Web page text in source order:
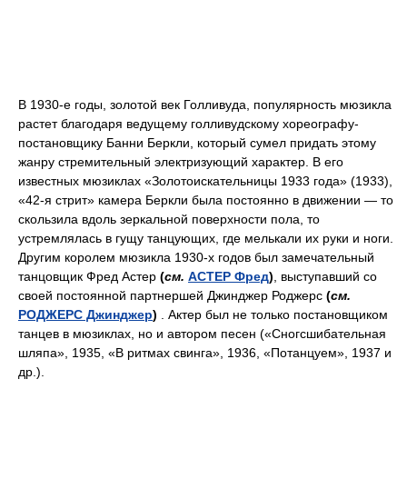
В 1930-е годы, золотой век Голливуда, популярность мюзикла
растет благодаря ведущему голливудскому хореографу-
постановщику Банни Беркли, который сумел придать этому
жанру стремительный электризующий характер. В его
известных мюзиклах «Золотоискательницы 1933 года» (1933),
«42-я стрит» камера Беркли была постоянно в движении — то
скользила вдоль зеркальной поверхности пола, то
устремлялась в гущу танцующих, где мелькали их руки и ноги.
Другим королем мюзикла 1930-х годов был замечательный
танцовщик Фред Астер (см. АСТЕР Фред) , выступавший со
своей постоянной партнершей Джинджер Роджерс (см.
РОДЖЕРС Джинджер) . Актер был не только постановщиком
танцев в мюзиклах, но и автором песен («Сногсшибательная
шляпа», 1935, «В ритмах свинга», 1936, «Потанцуем», 1937 и
др.).